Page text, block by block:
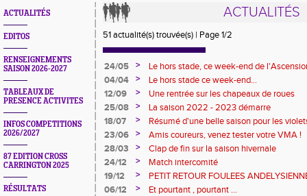
ACTUALITÉS
EDITOS
RENSEIGNEMENTS
SAISON 2026-2027
TABLEAUX DE
PRESENCE ACTIVITES
INFOS COMPETITIONS
2026/2027
87 EDITION CROSS
CARRINGTON 2025
RÉSULTATS
ACTUALITÉS
51 actualité(s) trouvée(s) | Page 1/2
24/05 >
Le hors stade, ce week-end de
04/04
>
Le hors stade ce week-end...
12/09
>
Une rentrée sur les chapeaux de roues
25/08
>
La saison 2022 - 2023 démarre
18/07
>
Résumé d'une belle saison pour les
23/06
>
Amis coureurs, venez tester votre VMA !
28/03
>
Clap de fin sur la saison hivernale
24/12
>
Match intercomité
19/12
>
PETIT RETOUR FOULEES
06/12
>
Et pourtant , pourtant ...